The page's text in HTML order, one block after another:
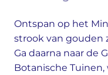
Ontspan op het
strook van gouden
Ga daarna naar de
Botanische